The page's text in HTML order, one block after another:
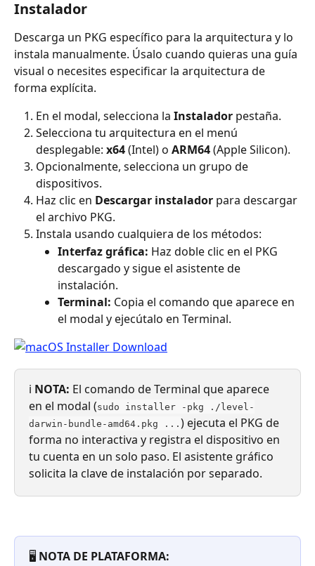
Instalador
Descarga un PKG específico para la arquitectura y lo
instala manualmente. Úsalo cuando quieras una guía
visual o necesites especificar la arquitectura de
forma explícita.
En el modal, selecciona la Instalador pestaña.
Selecciona tu arquitectura en el menú
desplegable: x64 (Intel) o ARM64 (Apple Silicon).
Opcionalmente, selecciona un grupo de
dispositivos.
Haz clic en Descargar instalador para descargar
el archivo PKG.
Instala usando cualquiera de los métodos:
Interfaz gráfica: Haz doble clic en el PKG
descargado y sigue el asistente de
instalación.
Terminal: Copia el comando que aparece en
el modal y ejecútalo en Terminal.
ℹ️ NOTA: El comando de Terminal que aparece
en el modal (sudo installer -pkg ./level-
darwin-bundle-amd64.pkg ... ) ejecuta el PKG de
forma no interactiva y registra el dispositivo en
tu cuenta en un solo paso. El asistente gráfico
solicita la clave de instalación por separado.
🖥️ NOTA DE PLATAFORMA: